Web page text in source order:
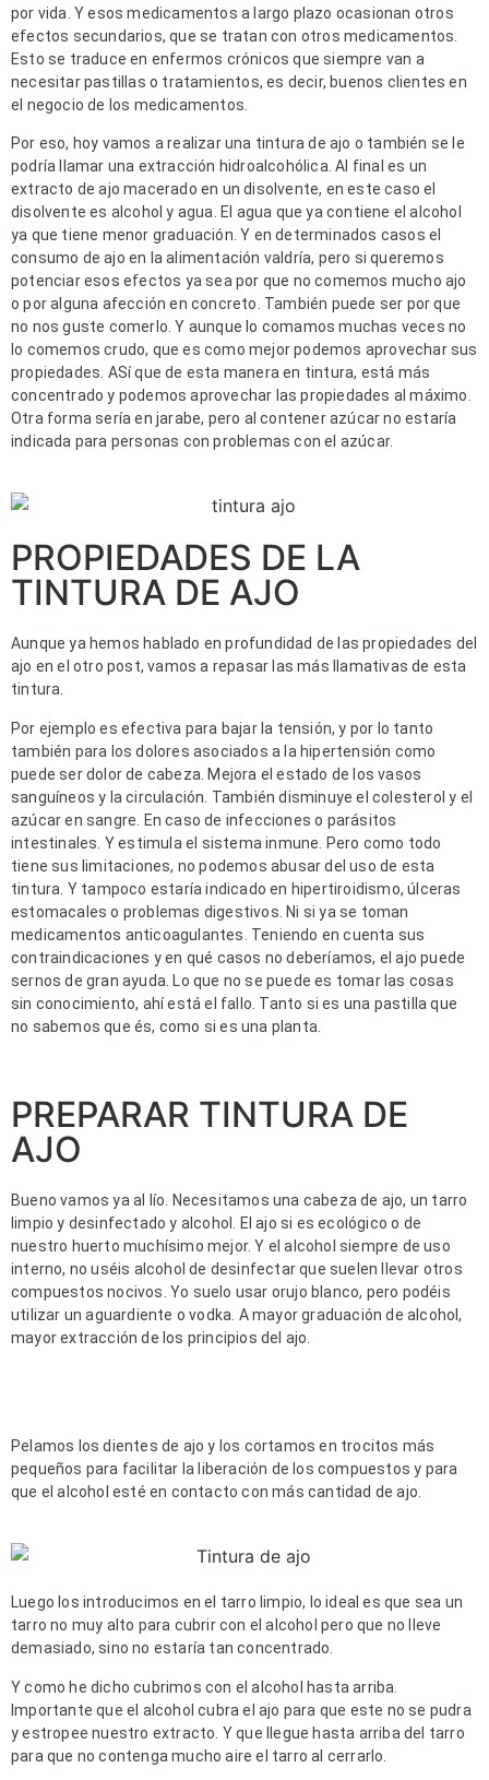
por vida. Y esos medicamentos a largo plazo ocasionan otros
efectos secundarios, que se tratan con otros medicamentos.
Esto se traduce en enfermos crónicos que siempre van a
necesitar pastillas o tratamientos, es decir, buenos clientes en
el negocio de los medicamentos.
Por eso, hoy vamos a realizar una tintura de ajo o también se le
podría llamar una extracción hidroalcohólica. Al final es un
extracto de ajo macerado en un disolvente, en este caso el
disolvente es alcohol y agua. El agua que ya contiene el alcohol
ya que tiene menor graduación. Y en determinados casos el
consumo de ajo en la alimentación valdría, pero si queremos
potenciar esos efectos ya sea por que no comemos mucho ajo
o por alguna afección en concreto. También puede ser por que
no nos guste comerlo. Y aunque lo comamos muchas veces no
lo comemos crudo, que es como mejor podemos aprovechar sus
propiedades. ASí que de esta manera en tintura, está más
concentrado y podemos aprovechar las propiedades al máximo.
Otra forma sería en jarabe, pero al contener azúcar no estaría
indicada para personas con problemas con el azúcar.
PROPIEDADES DE LA
TINTURA DE AJO
Aunque ya hemos hablado en profundidad de las propiedades del
ajo en el otro post, vamos a repasar las más llamativas de esta
tintura.
Por ejemplo es efectiva para bajar la tensión, y por lo tanto
también para los dolores asociados a la hipertensión como
puede ser dolor de cabeza. Mejora el estado de los vasos
sanguíneos y la circulación. También disminuye el colesterol y el
azúcar en sangre. En caso de infecciones o parásitos
intestinales. Y estimula el sistema inmune. Pero como todo
tiene sus limitaciones, no podemos abusar del uso de esta
tintura. Y tampoco estaría indicado en hipertiroidismo, úlceras
estomacales o problemas digestivos. Ni si ya se toman
medicamentos anticoagulantes. Teniendo en cuenta sus
contraindicaciones y en qué casos no deberíamos, el ajo puede
sernos de gran ayuda. Lo que no se puede es tomar las cosas
sin conocimiento, ahí está el fallo. Tanto si es una pastilla que
no sabemos que és, como si es una planta.
PREPARAR TINTURA DE
AJO
Bueno vamos ya al lío. Necesitamos una cabeza de ajo, un tarro
limpio y desinfectado y alcohol. El ajo si es ecológico o de
nuestro huerto muchísimo mejor. Y el alcohol siempre de uso
interno, no uséis alcohol de desinfectar que suelen llevar otros
compuestos nocivos. Yo suelo usar orujo blanco, pero podéis
utilizar un aguardiente o vodka. A mayor graduación de alcohol,
mayor extracción de los principios del ajo.
Pelamos los dientes de ajo y los cortamos en trocitos más
pequeños para facilitar la liberación de los compuestos y para
que el alcohol esté en contacto con más cantidad de ajo.
Luego los introducimos en el tarro limpio, lo ideal es que sea un
tarro no muy alto para cubrir con el alcohol pero que no lleve
demasiado, sino no estaría tan concentrado.
Y como he dicho cubrimos con el alcohol hasta arriba.
Importante que el alcohol cubra el ajo para que este no se pudra
y estropee nuestro extracto. Y que llegue hasta arriba del tarro
para que no contenga mucho aire el tarro al cerrarlo.